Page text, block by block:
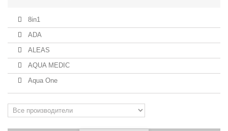
8in1
ADA
ALEAS
AQUA MEDIC
Aqua One